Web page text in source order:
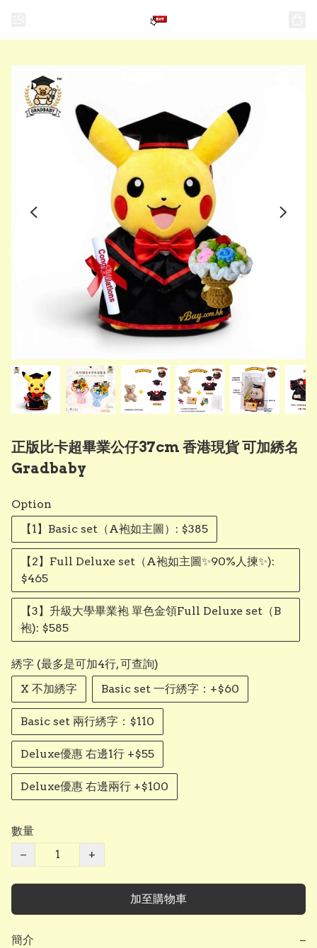
正版比卡超畢業公仔37cm 香港現貨 可加綉名
Gradbaby
Option
【1】Basic set（A袍如主圖）: $385
【2】Full Deluxe set（A袍如主圖✨90%人揀✨):
$465
【3】升級大學畢業袍 單色金領Full Deluxe set（B
袍): $585
綉字 (最多是可加4行, 可查詢)
X 不加綉字
Basic set 一行綉字：+$60
Basic set 兩行綉字：$110
Deluxe優惠 右邊1行 +$55
Deluxe優惠 右邊兩行 +$100
數量
−
+
加至購物車
簡介 −